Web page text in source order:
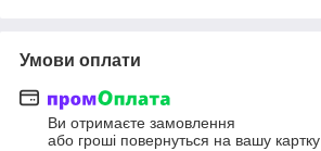
Умови оплати
Ви отримаєте замовлення
або гроші повернуться на вашу картку